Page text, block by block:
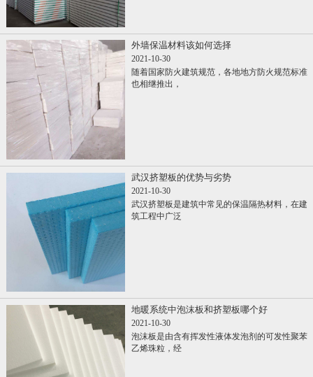
外墙保温材料该如何选择
2021-10-30
随着国家防火建筑规范，各地地方防火规范标准
也相继推出，
武汉挤塑板的优势与劣势
2021-10-30
武汉挤塑板是建筑中常见的保温隔热材料，在建
筑工程中广泛
地暖系统中泡沫板和挤塑板哪个好
2021-10-30
泡沫板是由含有挥发性液体发泡剂的可发性聚苯
乙烯珠粒，经